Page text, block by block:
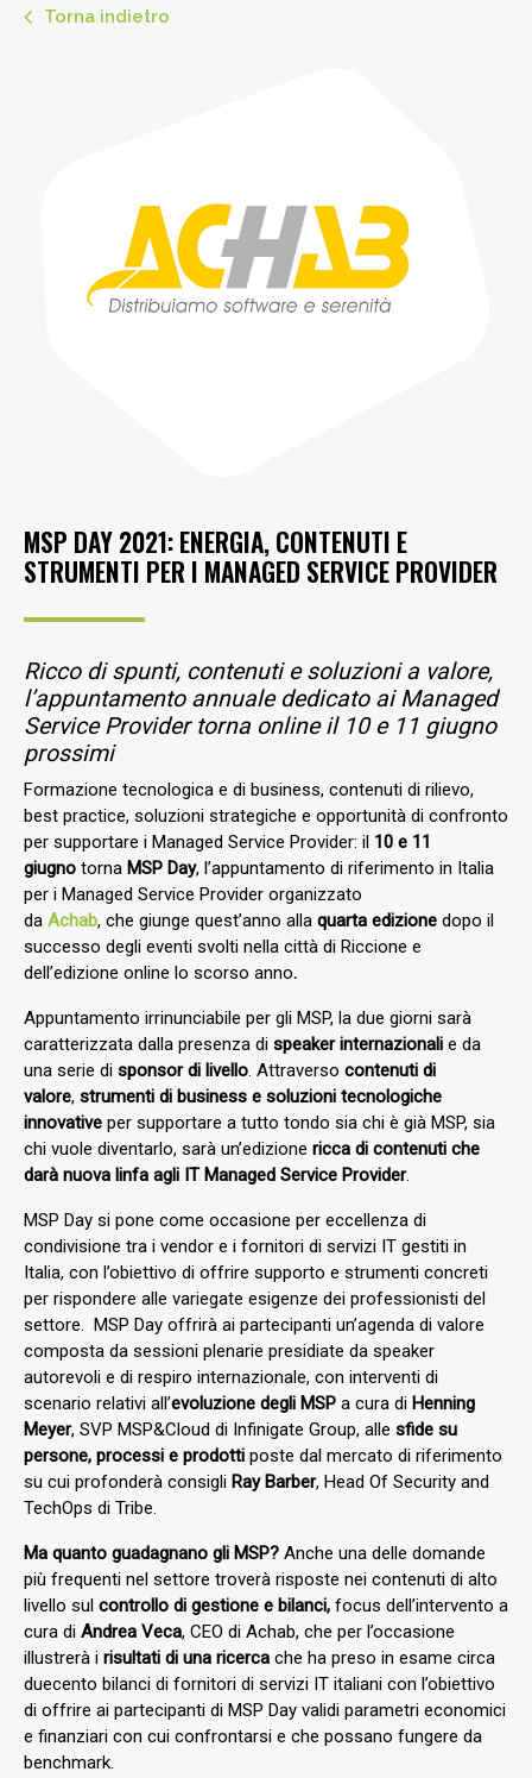
Torna indietro
MSP DAY 2021: ENERGIA, CONTENUTI E
STRUMENTI PER I MANAGED SERVICE PROVIDER
Ricco di spunti, contenuti e soluzioni a valore,
l’appuntamento annuale dedicato ai Managed
Service Provider torna online il 10 e 11 giugno
prossimi
Formazione tecnologica e di business, contenuti di rilievo,
best practice, soluzioni strategiche e opportunità di confronto
per supportare i Managed Service Provider: il 10 e 11
giugno torna MSP Day, l’appuntamento di riferimento in Italia
per i Managed Service Provider organizzato
da Achab, che giunge quest’anno alla quarta edizione dopo il
successo degli eventi svolti nella città di Riccione e
dell’edizione online lo scorso anno.
Appuntamento irrinunciabile per gli MSP, la due giorni sarà
caratterizzata dalla presenza di speaker internazionali e da
una serie di sponsor di livello. Attraverso contenuti di
valore, strumenti di business e soluzioni tecnologiche
innovative per supportare a tutto tondo sia chi è già MSP, sia
chi vuole diventarlo, sarà un’edizione ricca di contenuti che
darà nuova linfa agli IT Managed Service Provider.
MSP Day si pone come occasione per eccellenza di
condivisione tra i vendor e i fornitori di servizi IT gestiti in
Italia, con l’obiettivo di offrire supporto e strumenti concreti
per rispondere alle variegate esigenze dei professionisti del
settore. MSP Day offrirà ai partecipanti un’agenda di valore
composta da sessioni plenarie presidiate da speaker
autorevoli e di respiro internazionale, con interventi di
scenario relativi all’evoluzione degli MSP a cura di Henning
Meyer, SVP MSP&Cloud di Infinigate Group, alle sfide su
persone, processi e prodotti poste dal mercato di riferimento
su cui profonderà consigli Ray Barber, Head Of Security and
TechOps di Tribe.
Ma quanto guadagnano gli MSP? Anche una delle domande
più frequenti nel settore troverà risposte nei contenuti di alto
livello sul controllo di gestione e bilanci, focus dell’intervento a
cura di Andrea Veca, CEO di Achab, che per l’occasione
illustrerà i risultati di una ricerca che ha preso in esame circa
duecento bilanci di fornitori di servizi IT italiani con l’obiettivo
di offrire ai partecipanti di MSP Day validi parametri economici
e finanziari con cui confrontarsi e che possano fungere da
benchmark.